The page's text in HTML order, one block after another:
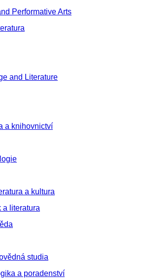
Performative Arts
and Literature
a knihovnictví
a kultura
a literatura
studia
a poradenství